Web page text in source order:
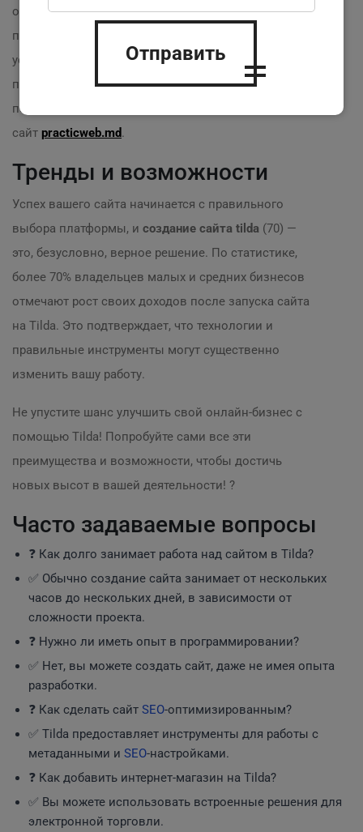
освоить все тонкости создания сайтов, используя
платформу Tilda! ? У нас есть 20 лет опыта в
услугах и команда профессионалов, готовых
помочь вам в любой ситуации. Просто позвоните
по телефону
сайт practicweb.md.
Тренды и возможности
Успех вашего сайта начинается с правильного
выбора платформы, и создание сайта tilda (70) —
это, безусловно, верное решение. По статистике,
более 70% владельцев малых и средних бизнесов
отмечают рост своих доходов после запуска сайта
на Tilda. Это подтверждает, что технологии и
правильные инструменты могут существенно
изменить вашу работу.
Не упустите шанс улучшить свой онлайн-бизнес с
помощью Tilda! Попробуйте сами все эти
преимущества и возможности, чтобы достичь
новых высот в вашей деятельности! ?
Часто задаваемые вопросы
❓ Как долго занимает работа над сайтом в Tilda?
✅ Обычно создание сайта занимает от нескольких
часов до нескольких дней, в зависимости от
сложности проекта.
❓ Нужно ли иметь опыт в программировании?
✅ Нет, вы можете создать сайт, даже не имея опыта
разработки.
❓ Как сделать сайт SEO-оптимизированным?
✅ Tilda предоставляет инструменты для работы с
метаданными и SEO-настройками.
❓ Как добавить интернет-магазин на Tilda?
✅ Вы можете использовать встроенные решения для
электронной торговли.
Отправить